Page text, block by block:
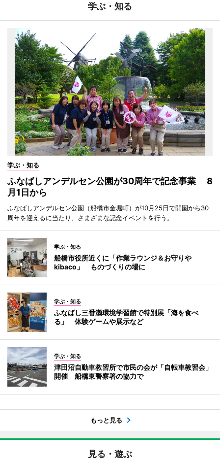
学ぶ・知る
学ぶ・知る
ふなばしアンデルセン公園が30周年で記念事業 8
月1日から
ふなばしアンデルセン公園（船橋市金堀町）が10月25日で開園から30
周年を迎えるに当たり、さまざまな記念イベントを行う。
学ぶ・知る
船橋市役所近くに「作業ラウンジ＆お守りや
kibaco」 ものづくりの場に
学ぶ・知る
ふなばし三番瀬環境学習館で特別展「海を食べ
る」 体験ゲームや展示など
学ぶ・知る
津田沼自動車教習所で市民の会が「自転車教習会」
開催 船橋東警察署の協力で
もっと見る
見る・遊ぶ